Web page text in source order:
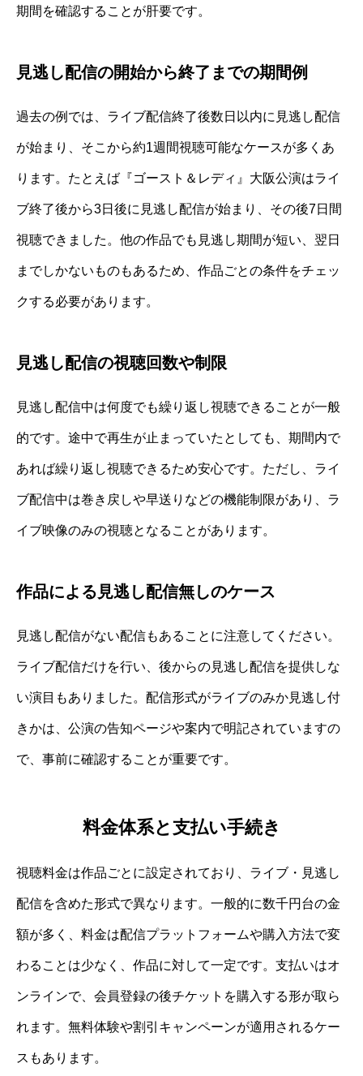
期間を確認することが肝要です。
見逃し配信の開始から終了までの期間例
過去の例では、ライブ配信終了後数日以内に見逃し配信
が始まり、そこから約1週間視聴可能なケースが多くあ
ります。たとえば『ゴースト＆レディ』大阪公演はライ
ブ終了後から3日後に見逃し配信が始まり、その後7日間
視聴できました。他の作品でも見逃し期間が短い、翌日
までしかないものもあるため、作品ごとの条件をチェッ
クする必要があります。
見逃し配信の視聴回数や制限
見逃し配信中は何度でも繰り返し視聴できることが一般
的です。途中で再生が止まっていたとしても、期間内で
あれば繰り返し視聴できるため安心です。ただし、ライ
ブ配信中は巻き戻しや早送りなどの機能制限があり、ラ
イブ映像のみの視聴となることがあります。
作品による見逃し配信無しのケース
見逃し配信がない配信もあることに注意してください。
ライブ配信だけを行い、後からの見逃し配信を提供しな
い演目もありました。配信形式がライブのみか見逃し付
きかは、公演の告知ページや案内で明記されていますの
で、事前に確認することが重要です。
料金体系と支払い手続き
視聴料金は作品ごとに設定されており、ライブ・見逃し
配信を含めた形式で異なります。一般的に数千円台の金
額が多く、料金は配信プラットフォームや購入方法で変
わることは少なく、作品に対して一定です。支払いはオ
ンラインで、会員登録の後チケットを購入する形が取ら
れます。無料体験や割引キャンペーンが適用されるケー
スもあります。